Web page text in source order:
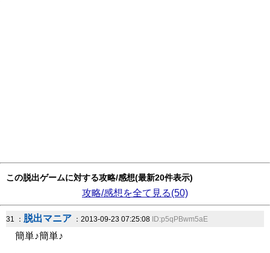
この脱出ゲームに対する攻略/感想(最新20件表示)
攻略/感想を全て見る(50)
31 ： 脱出マニア ：2013-09-23 07:25:08 ID:p5qPBwm5aE
簡単♪簡単♪